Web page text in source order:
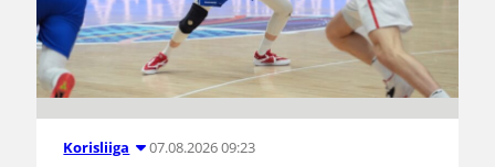
Korisliiga 07.08.2026 09:23